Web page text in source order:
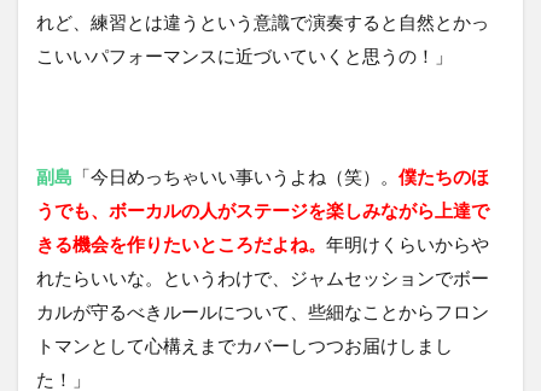
れど、練習とは違うという意識で演奏すると自然とかっ
こいいパフォーマンスに近づいていくと思うの！」
副島 「今日めっちゃいい事いうよね（笑）。 僕たちのほ
うでも、ボーカルの人がステージを楽しみながら上達で
きる機会を作りたいところだよね。 年明けくらいからや
れたらいいな。というわけで、ジャムセッションでボー
カルが守るべきルールについて、些細なことからフロン
トマンとして心構えまでカバーしつつお届けしまし
た！」